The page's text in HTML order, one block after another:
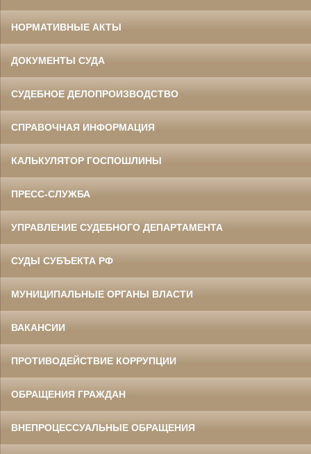
НОРМАТИВНЫЕ АКТЫ
ДОКУМЕНТЫ СУДА
СУДЕБНОЕ ДЕЛОПРОИЗВОДСТВО
СПРАВОЧНАЯ ИНФОРМАЦИЯ
КАЛЬКУЛЯТОР ГОСПОШЛИНЫ
ПРЕСС-СЛУЖБА
УПРАВЛЕНИЕ СУДЕБНОГО ДЕПАРТАМЕНТА
СУДЫ СУБЪЕКТА РФ
МУНИЦИПАЛЬНЫЕ ОРГАНЫ ВЛАСТИ
ВАКАНСИИ
ПРОТИВОДЕЙСТВИЕ КОРРУПЦИИ
ОБРАЩЕНИЯ ГРАЖДАН
ВНЕПРОЦЕССУАЛЬНЫЕ ОБРАЩЕНИЯ